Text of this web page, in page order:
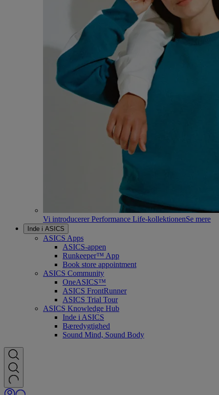
Vi introducerer Performance Life-kollektionenSe mere
Inde i ASICS
ASICS Apps
ASICS-appen
Runkeeper™ App
Book store appointment
ASICS Community
OneASICS™
ASICS FrontRunner
ASICS Trial Tour
ASICS Knowledge Hub
Inde i ASICS
Bæredygtighed
Sound Mind, Sound Body